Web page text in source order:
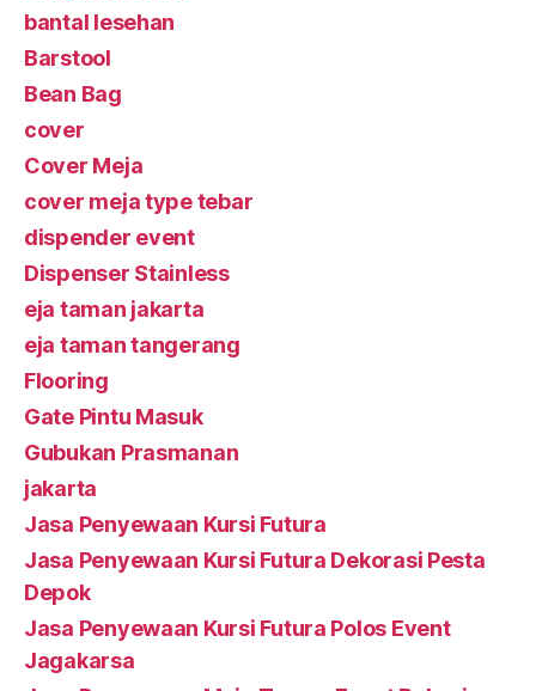
bantal lesehan
Barstool
Bean Bag
cover
Cover Meja
cover meja type tebar
dispender event
Dispenser Stainless
eja taman jakarta
eja taman tangerang
Flooring
Gate Pintu Masuk
Gubukan Prasmanan
jakarta
Jasa Penyewaan Kursi Futura
Jasa Penyewaan Kursi Futura Dekorasi Pesta
Depok
Jasa Penyewaan Kursi Futura Polos Event
Jagakarsa